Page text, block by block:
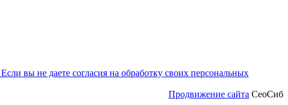
вы не даете согласия на обработку своих персональных
Продвижение сайта СеоСиб